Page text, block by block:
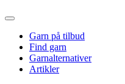
Garn på tilbud
Find garn
Garnalternativer
Artikler